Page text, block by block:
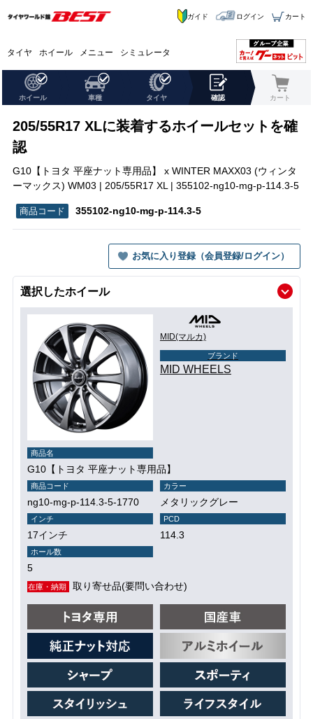
タイヤ ホイール メニュー シミュレータ
ガイド ログイン カート
ホイール 車種 タイヤ 確認 カート
205/55R17 XLに装着するホイールセットを確
認
G10【トヨタ 平座ナット専用品】 x WINTER MAXX03 (ウィンタ
ーマックス) WM03 | 205/55R17 XL | 355102-ng10-mg-p-114.3-5
355102-ng10-mg-p-114.3-5
お気に入り登録（会員登録/ログイン）
選択したホイール
MID(マルカ)
ブランド
MID WHEELS
商品名
G10【トヨタ 平座ナット専用品】
商品コード
ng10-mg-p-114.3-5-1770
カラー
メタリックグレー
インチ
17インチ
PCD
114.3
ホール数
5
在庫・納期 取り寄せ品(要問い合わせ)